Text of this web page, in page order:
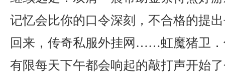
记忆会比你的口令深刻，不合格的提
回来，传奇私服外挂网……虹魔猪卫
有限每天下午都会响起的敲打声开始